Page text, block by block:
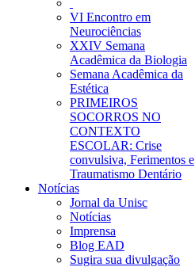
VI Encontro em
Neurociências
XXIV Semana
Acadêmica da Biologia
Semana Acadêmica da
Estética
PRIMEIROS
SOCORROS NO
CONTEXTO
ESCOLAR: Crise
convulsiva, Ferimentos e
Traumatismo Dentário
Notícias
Jornal da Unisc
Notícias
Imprensa
Blog EAD
Sugira sua divulgação